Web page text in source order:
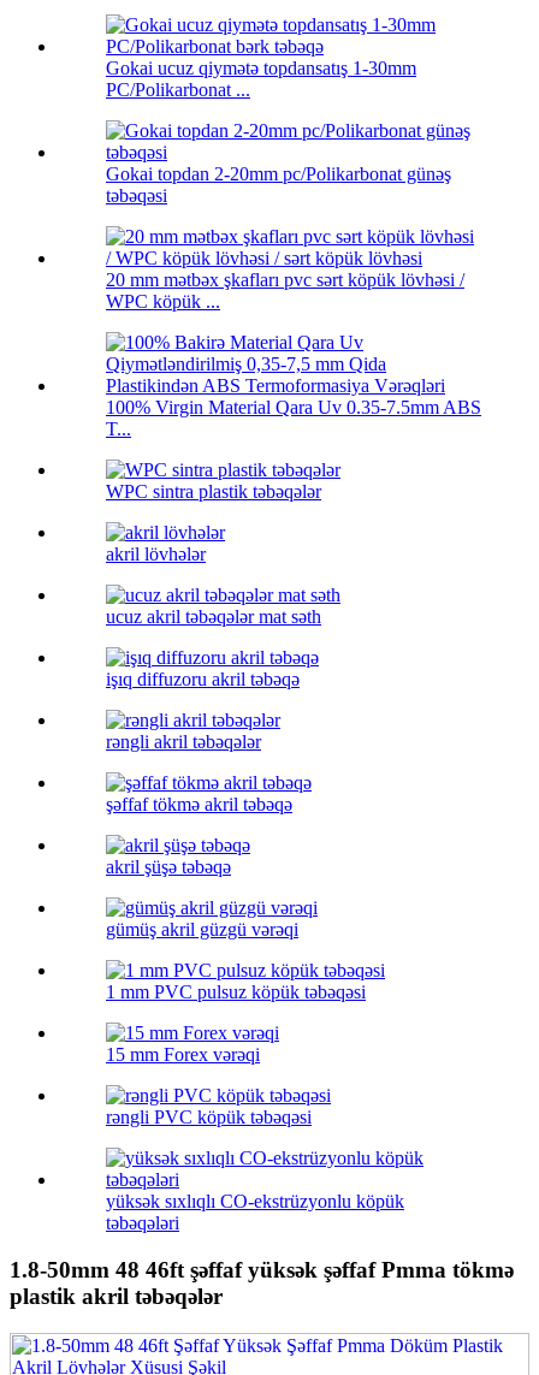
Gokai ucuz qiymətə topdansatış 1-30mm
PC/Polikarbonat ...
Gokai topdan 2-20mm pc/Polikarbonat günəş
təbəqəsi
20 mm mətbəx şkafları pvc sərt köpük lövhəsi /
WPC köpük ...
100% Virgin Material Qara Uv 0.35-7.5mm ABS
T...
WPC sintra plastik təbəqələr
akril lövhələr
ucuz akril təbəqələr mat səth
işıq diffuzoru akril təbəqə
rəngli akril təbəqələr
şəffaf tökmə akril təbəqə
akril şüşə təbəqə
gümüş akril güzgü vərəqi
1 mm PVC pulsuz köpük təbəqəsi
15 mm Forex vərəqi
rəngli PVC köpük təbəqəsi
yüksək sıxlıqlı CO-ekstrüzyonlu köpük
təbəqələri
1.8-50mm 48 46ft şəffaf yüksək şəffaf Pmma tökmə
plastik akril təbəqələr